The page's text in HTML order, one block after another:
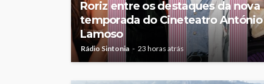
Roriz entre os destaques da nova
temporada do Cineteatro António
Lamoso
Rádio Sintonia 23 horas atrás